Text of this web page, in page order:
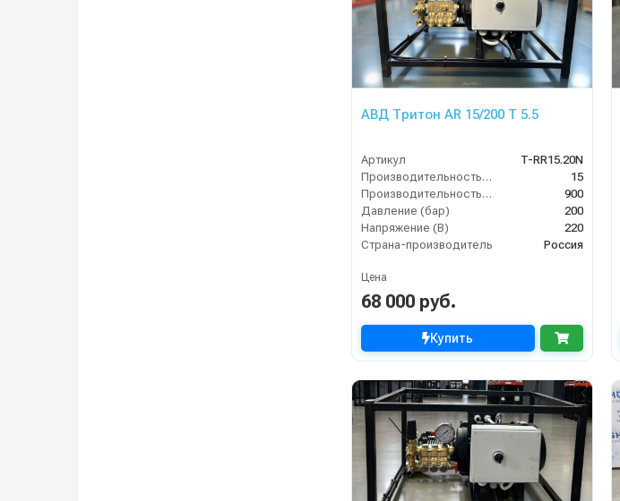
АВД Тритон AR 15/200 T 5.5
Артикул
T-RR15.20N
Производительность (л/мин)
15
Производительность (л/ч)
900
Давление (бар)
200
Напряжение (В)
220
Страна-производитель
Россия
Цена
68 000 руб.
Купить